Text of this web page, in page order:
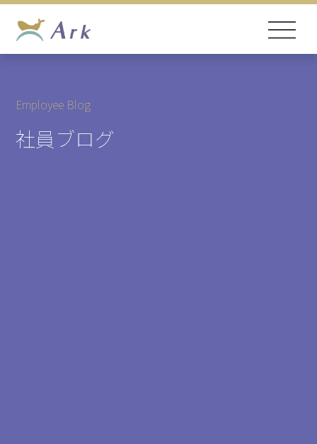
Employee Blog
社員ブログ